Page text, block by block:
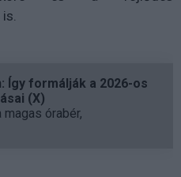
Így formálják a 2026-os
(X)
órabér,